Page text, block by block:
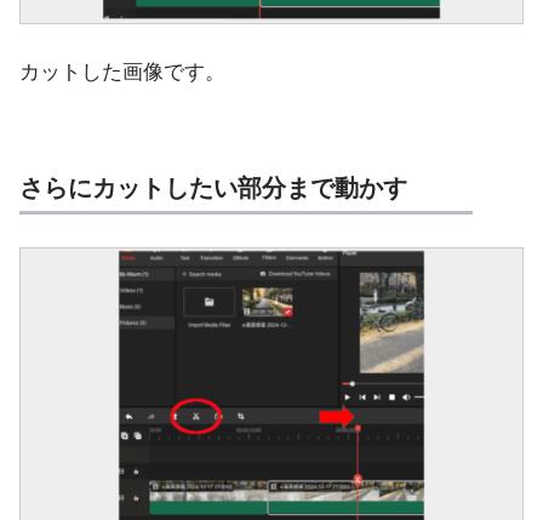
カットした画像です。
さらにカットしたい部分まで動かす